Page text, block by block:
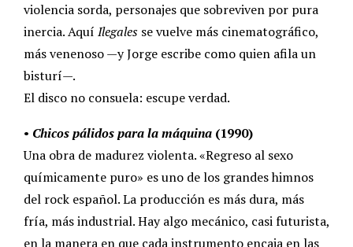
violencia sorda, personajes que sobreviven por pura
inercia. Aquí Ilegales se vuelve más cinematográfico,
más venenoso —y Jorge escribe como quien afila un
bisturí—.
El disco no consuela: escupe verdad.
• Chicos pálidos para la máquina (1990)
Una obra de madurez violenta. «Regreso al sexo
químicamente puro» es uno de los grandes himnos
del rock español. La producción es más dura, más
fría, más industrial. Hay algo mecánico, casi futurista,
en la manera en que cada instrumento encaja en las